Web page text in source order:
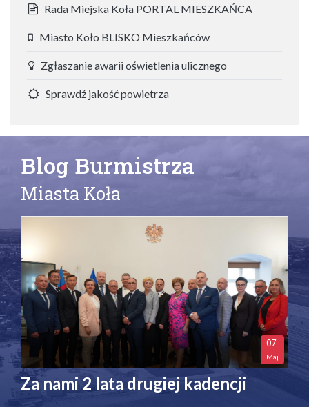
Rada Miejska Koła PORTAL MIESZKAŃCA
Miasto Koło BLISKO Mieszkańców
Zgłaszanie awarii oświetlenia ulicznego
Sprawdź jakość powietrza
Blog Burmistrza
Miasta Koła
07
Maj
Za nami 2 lata drugiej kadencji